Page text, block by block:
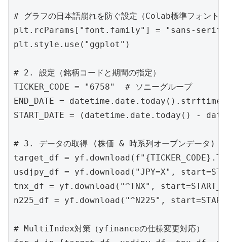
# グラフの日本語崩れを防ぐ設定（Colab標準フォント
plt.rcParams["font.family"] = "sans-serif"
plt.style.use("ggplot")
# 2. 設定（銘柄コードと期間の指定）
TICKER_CODE = "6758"  # ソニーグループ
END_DATE =
START_DATE = (datetime.date.today() -
# 3. データの取得 (株価 & 時系列オープンデータ)
target_df =
usdjpy_df = yf.download("JPY=X",
tnx_df = yf.download("^TNX",
n225_df = yf.download("^N225",
# MultiIndex対策（yfinanceの仕様変更対応）